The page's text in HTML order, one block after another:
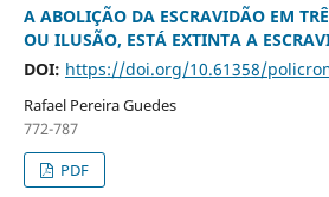
A ABOLIÇÃO DA ESCRAVIDÃO EM
OU ILUSÃO, ESTÁ EXTINTA A
DOI: https://doi.org/10.61358/
Rafael Pereira Guedes
772-787
PDF